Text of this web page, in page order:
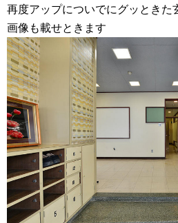
再度アップについでにグッときた
画像も載せときます